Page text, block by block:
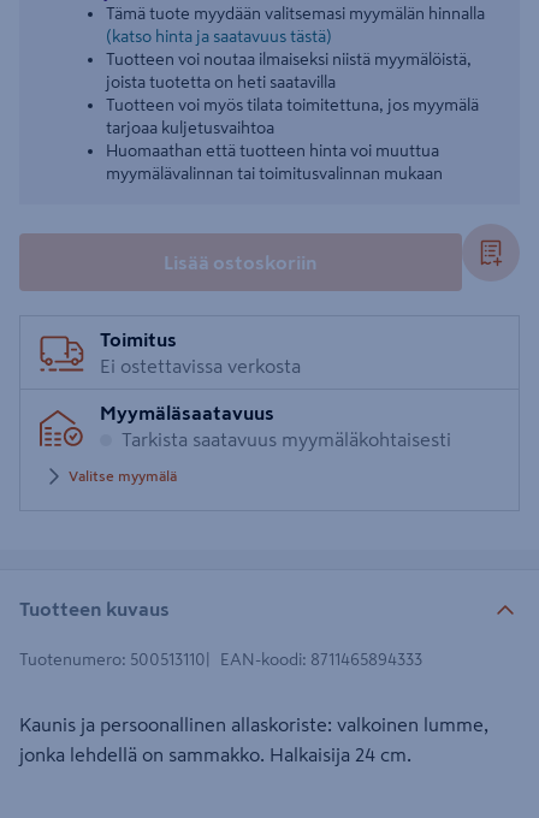
Tämä tuote myydään valitsemasi myymälän hinnalla
(katso hinta ja saatavuus tästä)
Tuotteen voi noutaa ilmaiseksi niistä myymälöistä,
joista tuotetta on heti saatavilla
Tuotteen voi myös tilata toimitettuna, jos myymälä
tarjoaa kuljetusvaihtoa
Huomaathan että tuotteen hinta voi muuttua
myymälävalinnan tai toimitusvalinnan mukaan
Lisää ostoskoriin
Toimitus
Ei ostettavissa verkosta
Myymäläsaatavuus
Tarkista saatavuus myymäläkohtaisesti
Valitse myymälä
Tuotteen kuvaus
Tuotenumero: 500513110 EAN-koodi: 8711465894333
Kaunis ja persoonallinen allaskoriste: valkoinen lumme,
jonka lehdellä on sammakko. Halkaisija 24 cm.